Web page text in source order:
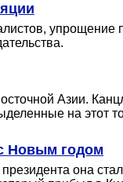
упрощение
Азии.
на
Новым годом
она